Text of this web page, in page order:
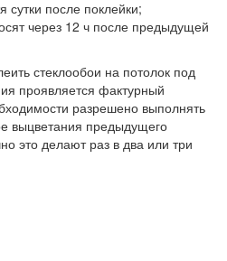
сутки после поклейки;
через 12 ч после предыдущей
стеклообои на потолок под
проявляется фактурный
разрешено выполнять
выцветания предыдущего
это делают раз в два или три